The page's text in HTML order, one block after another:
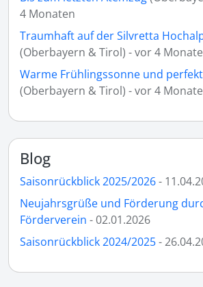
4 Monaten
Traumhaft auf der Silvretta
(Oberbayern & Tirol) - vor 4
Warme Frühlingssonne und
(Oberbayern & Tirol) - vor 4
Blog
Saisonrückblick 2025/2026-
Neujahrsgrüße und Förderung
Förderverein - 02.01.2026
Saisonrückblick 2024/2025-